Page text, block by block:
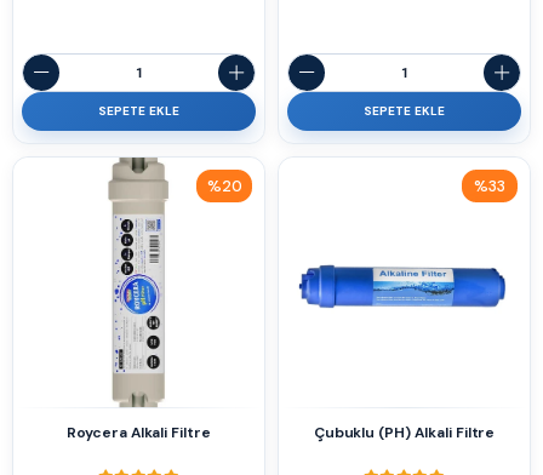
SEPETE EKLE SEPETE EKLE
Roycera Alkali Filtre
%20
Çubuklu (PH) Alkali Filtre
%33